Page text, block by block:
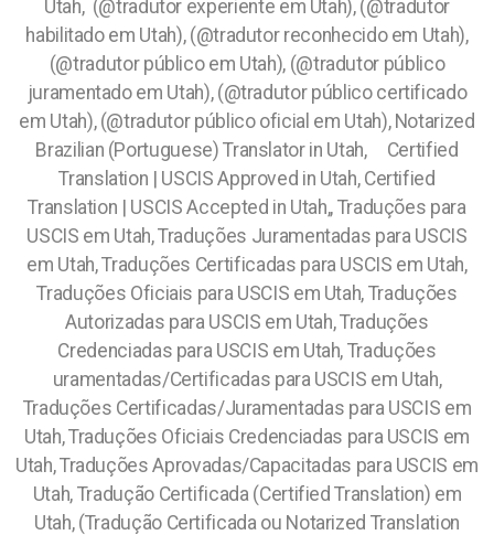
Utah, (@tradutor experiente em Utah), (@tradutor
habilitado em Utah), (@tradutor reconhecido em Utah),
(@tradutor público em Utah), (@tradutor público
juramentado em Utah), (@tradutor público certificado
em Utah), (@tradutor público oficial em Utah), Notarized
Brazilian (Portuguese) Translator in Utah, Certified
Translation | USCIS Approved in Utah, Certified
Translation | USCIS Accepted in Utah,, Traduções para
USCIS em Utah, Traduções Juramentadas para USCIS
em Utah, Traduções Certificadas para USCIS em Utah,
Traduções Oficiais para USCIS em Utah, Traduções
Autorizadas para USCIS em Utah, Traduções
Credenciadas para USCIS em Utah, Traduções
uramentadas/Certificadas para USCIS em Utah,
Traduções Certificadas/Juramentadas para USCIS em
Utah, Traduções Oficiais Credenciadas para USCIS em
Utah, Traduções Aprovadas/Capacitadas para USCIS em
Utah, Tradução Certificada (Certified Translation) em
Utah, (Tradução Certificada ou Notarized Translation